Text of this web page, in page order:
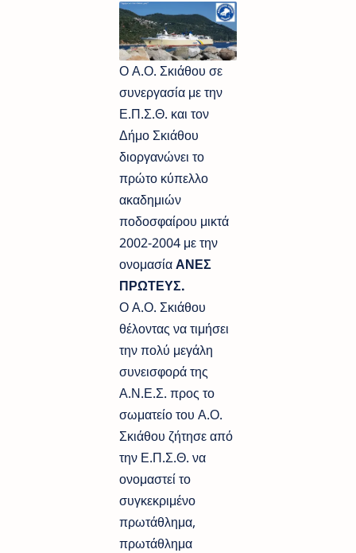
Ο Α.Ο. Σκιάθου σε
συνεργασία με την
Ε.Π.Σ.Θ. και τον
Δήμο Σκιάθου
διοργανώνει το
πρώτο κύπελλο
ακαδημιών
ποδοσφαίρου μικτά
2002-2004 με την
ονομασίαΑΝΕΣ
ΠΡΩΤΕΥΣ.
Ο Α.Ο. Σκιάθου
θέλοντας να τιμήσει
την πολύ μεγάλη
συνεισφορά της
Α.Ν.Ε.Σ. προς το
σωματείο του Α.Ο.
Σκιάθου ζήτησε από
την Ε.Π.Σ.Θ. να
ονομαστεί το
συγκεκριμένο
πρωτάθλημα,
πρωτάθλημα